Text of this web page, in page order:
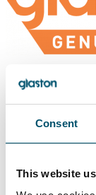
Consent
This website
Glaston RC
Glaston